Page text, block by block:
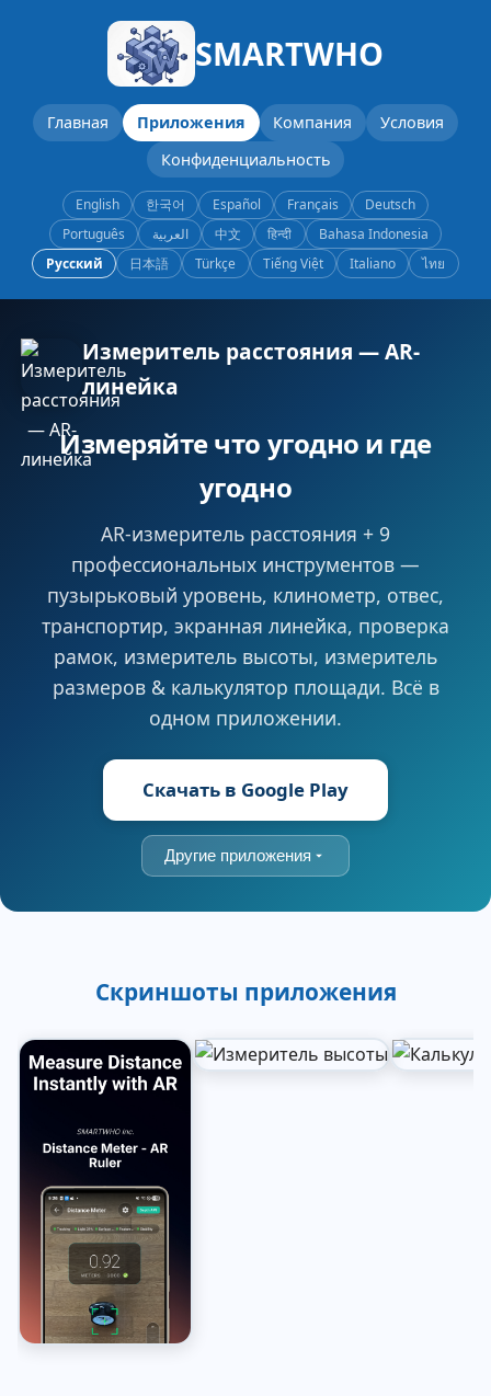
SMARTWHO
Главная Приложения Компания
Условия
Конфиденциальность
English 한국어 Español Français
Deutsch
Português
العربية 中文 हिन्दी
Bahasa Indonesia
Русский
日本語 Türkçe Tiếng Việt Italiano ไทย
Измеритель расстояния — AR-
линейка
Измеряйте что угодно и где
угодно
AR-измеритель расстояния + 9
профессиональных инструментов —
пузырьковый уровень, клинометр, отвес,
транспортир, экранная линейка, проверка
рамок, измеритель высоты, измеритель
размеров & калькулятор площади. Всё в
одном приложении.
Скачать в Google Play
Другие приложения
Скриншоты приложения